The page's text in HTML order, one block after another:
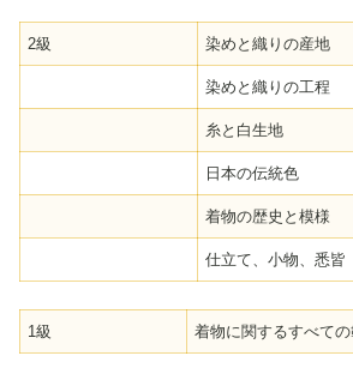
2級 染めと織りの産地
染めと織りの工程
糸と白生地
日本の伝統色
着物の歴史と模様
仕立て、小物、悉皆
1級 着物に関するすべての